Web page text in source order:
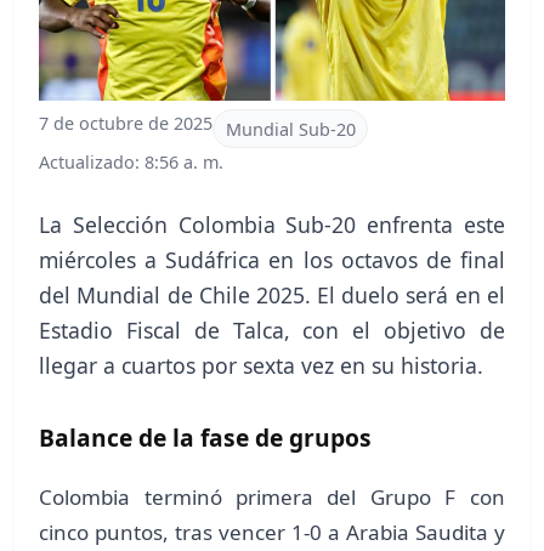
7 de octubre de 2025
Mundial Sub-20
Actualizado: 8:56 a. m.
La Selección Colombia Sub-20 enfrenta este
miércoles a Sudáfrica en los octavos de final
del Mundial de Chile 2025. El duelo será en el
Estadio Fiscal de Talca, con el objetivo de
llegar a cuartos por sexta vez en su historia.
Balance de la fase de grupos
Colombia terminó primera del Grupo F con
cinco puntos, tras vencer 1-0 a Arabia Saudita y